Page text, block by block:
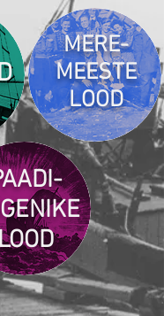
MERE-
MEESTE
LOOD